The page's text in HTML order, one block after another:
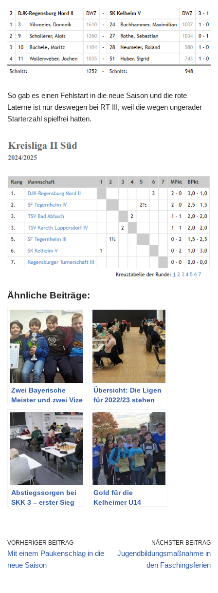
So gab es einen Fehlstart in die neue Saison und die rote
Laterne ist nur deswegen bei RT III, weil die wegen ungerader
Starterzahl spielfrei hatten.
Ähnliche Beiträge:
Zwei Bayerische
Meister und zwei Vize
Beteiligung
Übersicht: Die Ligen
für 2022/23 stehen
Abstiegssorgen bei
SKK 3 – erster Sieg
Gold für die
Kelheimer U14
VORHERIGER BEITRAG
Mit einem Paukenschlag in die
neue Saison
NÄCHSTER BEITRAG
Jugendbildungsmaßnahme in
den Faschingsferien